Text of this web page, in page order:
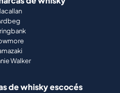
Walker
de whisky escocés